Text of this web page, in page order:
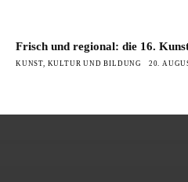
Frisch und regional: die 16.
KUNST, KULTUR UND BILDUNG 20.